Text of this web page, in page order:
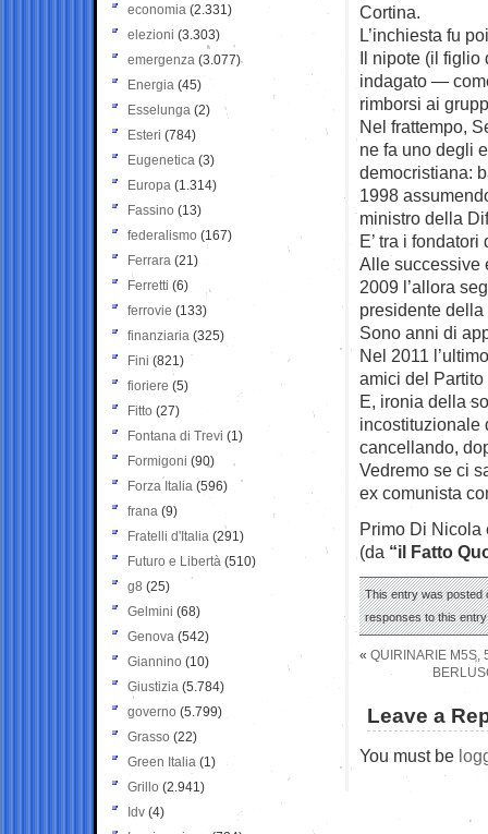
Cortina.
L’inchiesta fu
Il nipote (il figlio
indagato —
rimborsi ai
Nel frattempo,
ne fa uno degli
democristiana:
1998
ministro della
E’ tra i
Alle successive
2009 l’allora
presidente della
Sono anni di
Nel 2011
amici del
E, ironia della
incostituzionale
cancellando,
Vedremo se ci
ex comunista
Primo Di Nicola
(da “il Fatto
This entry was posted
responses to this
« QUIRINARIE M5S,
Leave a
You must be
economia (2.331)
elezioni (3.303)
emergenza (3.077)
Energia (45)
Esselunga (2)
Esteri (784)
Eugenetica (3)
Europa (1.314)
Fassino (13)
federalismo (167)
Ferrara (21)
Ferretti (6)
ferrovie (133)
finanziaria (325)
Fini (821)
fioriere (5)
Fitto (27)
Fontana di Trevi (1)
Formigoni (90)
Forza Italia (596)
frana (9)
Fratelli d'Italia (291)
Futuro e Libertà (510)
g8 (25)
Gelmini (68)
Genova (542)
Giannino (10)
Giustizia (5.784)
governo (5.799)
Grasso (22)
Green Italia (1)
Grillo (2.941)
Idv (4)